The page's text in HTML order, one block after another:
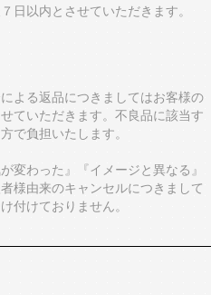
日以内とさせていただきます。
よる返品につきましてはお客様の
ていただきます。不良品に該当す
で負担いたします。
変わった』『イメージと異なる』
様由来のキャンセルにつきまして
付けておりません。